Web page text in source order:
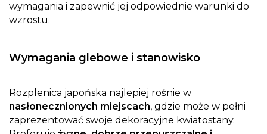
wymagania i zapewnić jej odpowiednie warunki do
wzrostu.
Wymagania glebowe i stanowisko
Rozplenica japońska najlepiej rośnie w
nasłonecznionych miejscach, gdzie może w pełni
zaprezentować swoje dekoracyjne kwiatostany.